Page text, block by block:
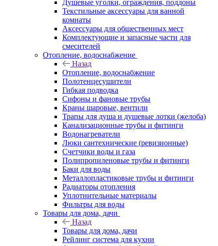
Душевые уголки, ограждения, поддоны
Текстильные аксессуары для ванной
комнаты
Аксессуары для общественных мест
Комплектующие и запасные части для
смесителей
Отопление, водоснабжение
Назад
Отопление, водоснабжение
Полотенцесушители
Гибкая подводка
Сифоны и фановые трубы
Краны шаровые, вентили
Трапы для душа и душевые лотки (желоба)
Канализационные трубы и фитинги
Водонагреватели
Люки сантехнические (ревизионные)
Счетчики воды и газа
Полипропиленовые трубы и фитинги
Баки для воды
Металлопластиковые трубы и фитинги
Радиаторы отопления
Уплотнительные материалы
Фильтры для воды
Товары для дома, дачи
Назад
Товары для дома, дачи
Рейлинг система для кухни